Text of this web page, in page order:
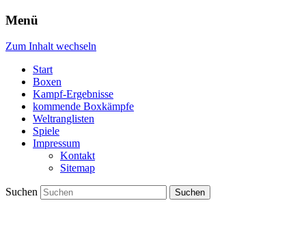
Menü
Zum Inhalt wechseln
Start
Boxen
Kampf-Ergebnisse
kommende Boxkämpfe
Weltranglisten
Spiele
Impressum
Kontakt
Sitemap
Suchen